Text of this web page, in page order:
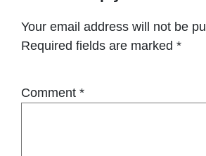
Your email address will not be
Required fields are marked *
Comment *